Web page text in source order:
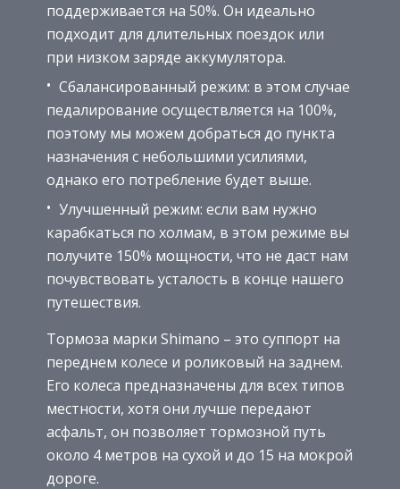
поддерживается на 50%. Он идеально
подходит для длительных поездок или
при низком заряде аккумулятора.
Сбалансированный режим: в этом случае
педалирование осуществляется на 100%,
поэтому мы можем добраться до пункта
назначения с небольшими усилиями,
однако его потребление будет выше.
Улучшенный режим: если вам нужно
карабкаться по холмам, в этом режиме вы
получите 150% мощности, что не даст нам
почувствовать усталость в конце нашего
путешествия.
Тормоза марки Shimano – это суппорт на
переднем колесе и роликовый на заднем.
Его колеса предназначены для всех типов
местности, хотя они лучше передают
асфальт, он позволяет тормозной путь
около 4 метров на сухой и до 15 на мокрой
дороге.